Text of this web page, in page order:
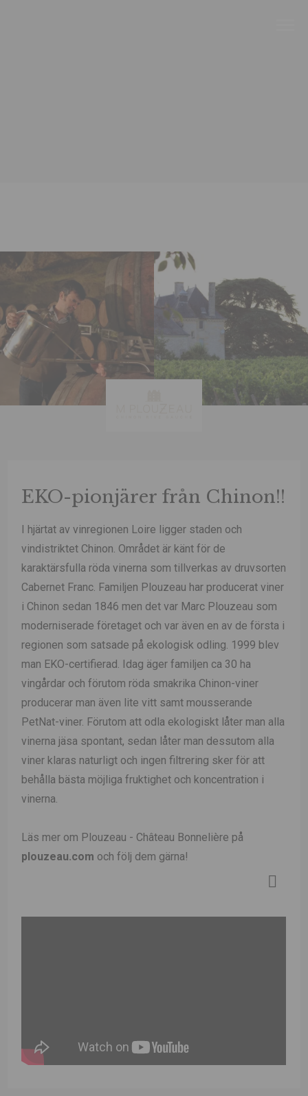
EKO-pionjärer från Chinon!!
I hjärtat av vinregionen Loire ligger staden och
vindistriktet Chinon. Området är känt för de
karaktärsfulla röda vinerna som tillverkas av druvsorten
Cabernet Franc. Familjen Plouzeau har producerat viner
i Chinon sedan 1846 men det var Marc Plouzeau som
moderniserade företaget och var även en av de första i
regionen som satsade på ekologisk odling. 1999 blev
man EKO-certifierad. Idag äger familjen ca 30 ha
vingårdar och förutom röda smakrika Chinon-viner
producerar man även lite vitt samt mousserande
PetNat-viner. Förutom att odla ekologiskt låter man alla
vinerna jäsa spontant, sedan låter man dessutom alla
viner klaras naturligt och ingen filtrering sker för att
behålla bästa möjliga fruktighet och koncentration i
vinerna.
Läs mer om Plouzeau - Château Bonnelière på
plouzeau.com och följ dem gärna!